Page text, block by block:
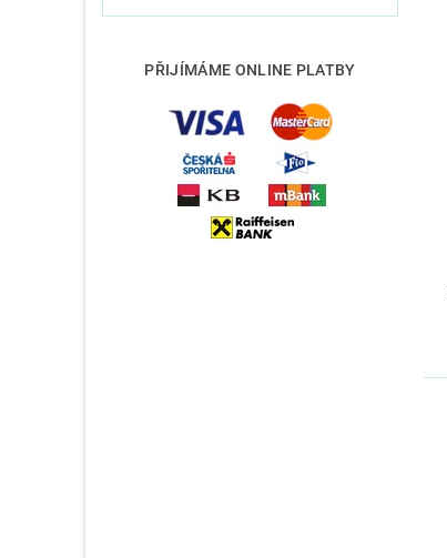
PŘIJÍMÁME ONLINE PLATBY